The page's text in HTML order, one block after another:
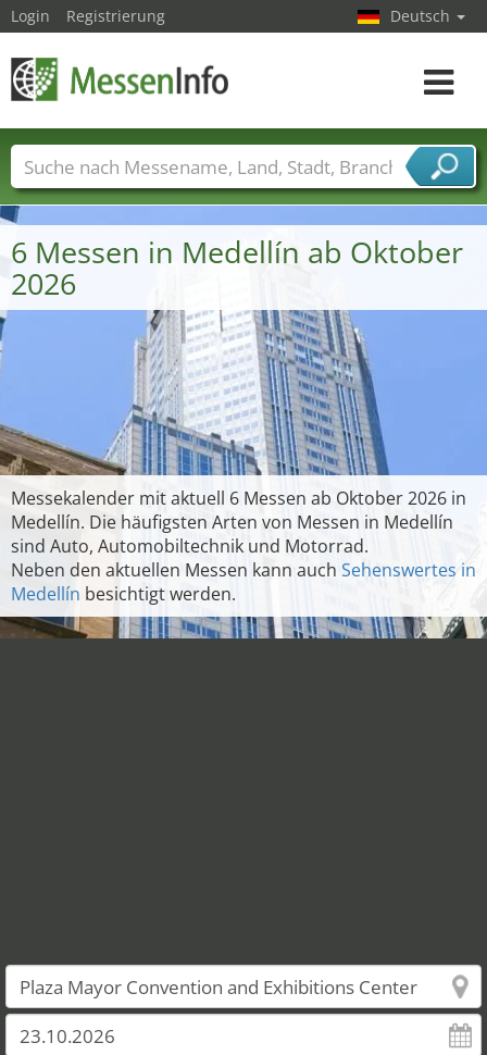
6 Messen in Medellín ab Oktober
2026
Messekalender mit aktuell 6 Messen ab Oktober 2026 in
Medellín. Die häufigsten Arten von Messen in Medellín
sind Auto, Automobiltechnik und Motorrad.
Neben den aktuellen Messen kann auch Sehenswertes in
Medellín besichtigt werden.
Login Registrierung Deutsch
Toggle
Messenamen Länder Städte
Branchen
Dienstleisterbranchen